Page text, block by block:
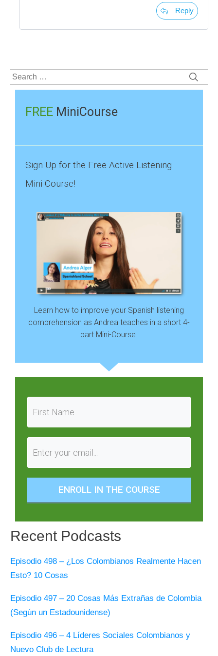
Reply
Search
for:
FREE MiniCourse
Sign Up for the Free Active Listening
Mini-Course!
Learn how to improve your Spanish listening
comprehension as Andrea teaches in a short 4-
part Mini-Course.
ENROLL IN THE COURSE
Recent Podcasts
Episodio 498 – ¿Los Colombianos Realmente Hacen
Esto? 10 Cosas
Episodio 497 – 20 Cosas Más Extrañas de Colombia
(Según un Estadounidense)
Episodio 496 – 4 Líderes Sociales Colombianos y
Nuevo Club de Lectura